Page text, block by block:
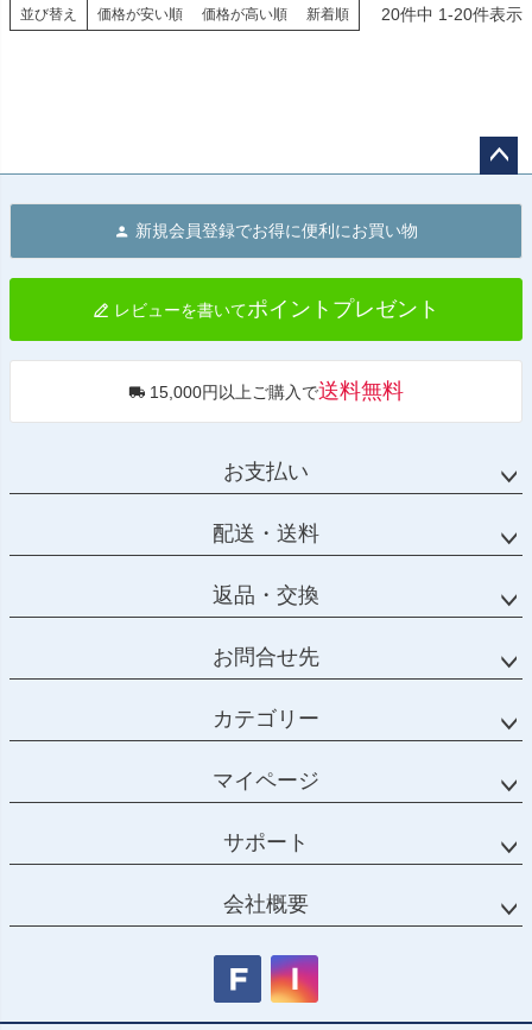
並び替え 価格が安い順 価格が高い順 新着順 20件中 1-20件表示
へ
新規会員登録でお得に便利にお買い物
レビューを書いてポイントプレゼント
15,000円以上ご購入で送料無料
お支払い
配送・送料
返品・交換
お問合せ先
カテゴリー
マイページ
サポート
会社概要